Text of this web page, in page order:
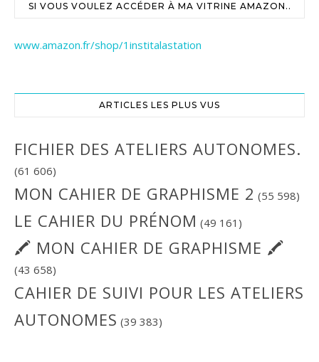
SI VOUS VOULEZ ACCÉDER À MA VITRINE AMAZON..
www.amazon.fr/shop/1institalastation
ARTICLES LES PLUS VUS
FICHIER DES ATELIERS AUTONOMES.
(61 606)
MON CAHIER DE GRAPHISME 2 (55 598)
LE CAHIER DU PRÉNOM (49 161)
🖍 MON CAHIER DE GRAPHISME 🖍
(43 658)
CAHIER DE SUIVI POUR LES ATELIERS
AUTONOMES (39 383)